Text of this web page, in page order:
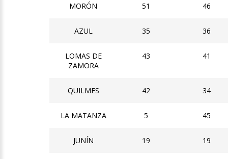
MORÓN 51 46
AZUL 35 36
LOMAS DE
ZAMORA
43 41
QUILMES 42 34
LA MATANZA 5 45
JUNÍN 19 19